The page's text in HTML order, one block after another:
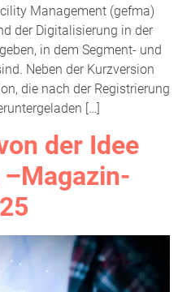
Management (gefma)
der Digitalisierung in der
in dem Segment- und
Neben der Kurzversion
die nach der Registrierung
[…]
der Idee